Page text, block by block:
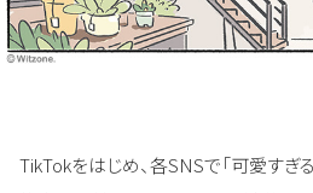
TikTokをはじめ、各SNSで「可愛すぎ